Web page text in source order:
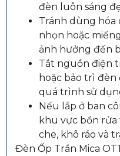
đèn luôn sáng
Tránh dùng hóa
nhọn hoặc
ảnh hưởng đến
Tắt nguồn điện
hoặc bảo trì
quá trình sử
Nếu lắp ở ban
khu vực bồn rửa
che, khô ráo và
Đèn Ốp Trần Mica